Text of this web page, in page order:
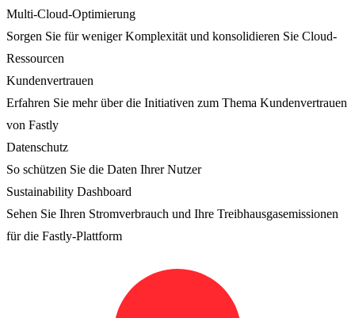
Multi-Cloud-Optimierung
Sorgen Sie für weniger Komplexität und konsolidieren Sie Cloud-
Ressourcen
Kundenvertrauen
Erfahren Sie mehr über die Initiativen zum Thema Kundenvertrauen
von Fastly
Datenschutz
So schützen Sie die Daten Ihrer Nutzer
Sustainability Dashboard
Sehen Sie Ihren Stromverbrauch und Ihre Treibhausgasemissionen
für die Fastly-Plattform